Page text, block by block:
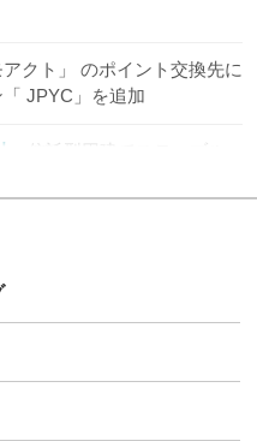
アクト」 のポイント交換先に
JPYC」を追加
信託型円建てステーブル